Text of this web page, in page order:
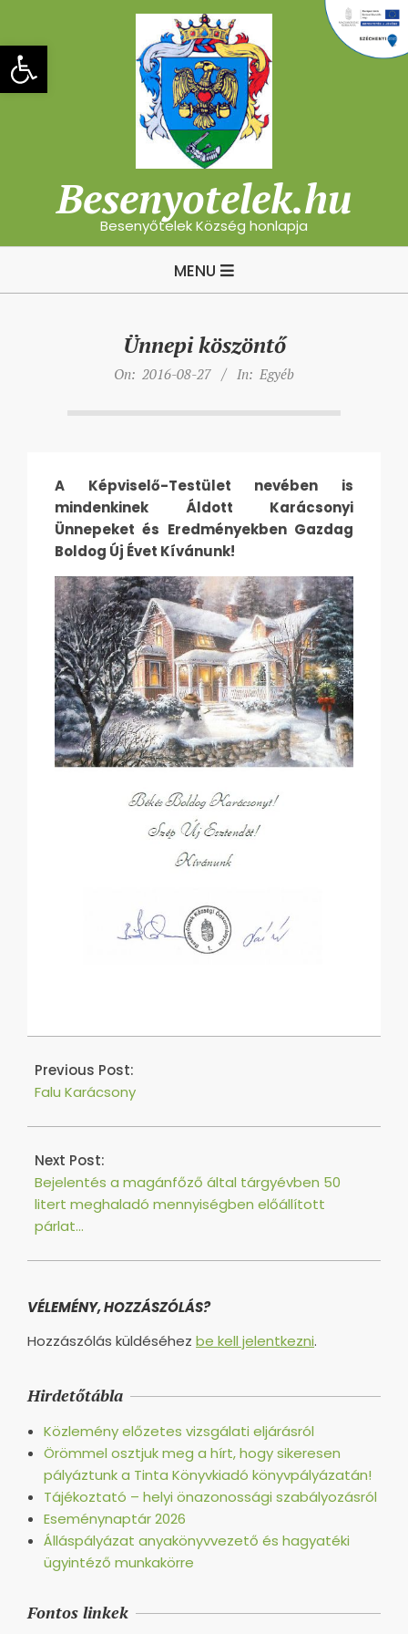
Eszköztár megnyitása
content
Besenyotelek.hu
Besenyőtelek Község honlapja
MENU
Ünnepi köszöntő
On: 2016-08-27 In: Egyéb
A Képviselő-Testület nevében is
mindenkinek Áldott Karácsonyi
Ünnepeket és Eredményekben Gazdag
Boldog Új Évet Kívánunk!
2016-
27
Previous Post:
Falu Karácsony
Next Post:
Bejelentés a magánfőző által tárgyévben 50
litert meghaladó mennyiségben előállított
párlat...
VÉLEMÉNY, HOZZÁSZÓLÁS?
Hozzászólás küldéséhez be kell jelentkezni.
Hirdetőtábla
Közlemény előzetes vizsgálati eljárásról
Örömmel osztjuk meg a hírt, hogy sikeresen
pályáztunk a Tinta Könyvkiadó könyvpályázatán!
Tájékoztató – helyi önazonossági szabályozásról
Eseménynaptár 2026
Álláspályázat anyakönyvvezető és hagyatéki
ügyintéző munkakörre
Fontos linkek